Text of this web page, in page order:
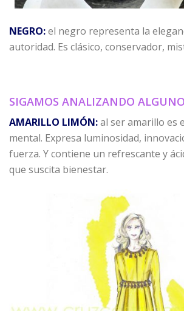
NEGRO:el negro representa la
autoridad. Es clásico, conservador,
SIGAMOS ANALIZANDO
AMARILLO LIMÓN:al ser amarillo es
mental. Expresa luminosidad,
fuerza. Y contiene un refrescante y
que suscita bienestar.